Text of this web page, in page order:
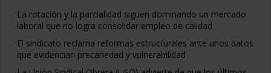
La rotación y la parcialidad siguen dominando un mercado
laboral que no logra consolidar empleo de calidad
El sindicato reclama reformas estructurales ante unos datos
que evidencian precariedad y vulnerabilidad